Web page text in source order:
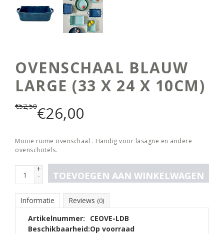
OVENSCHAAL BLAUW
LARGE (33 X 24 X 10CM)
€52,50€26,00
Mooie ruime ovenschaal . Handig voor lasagne en andere
ovenschotels.
+
- TOEVOEGEN AAN WINKELWAGEN
Informatie Reviews (0)
Artikelnummer:
CEOVE-LDB
Beschikbaarheid:Op voorraad